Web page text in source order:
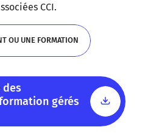
CCI.
OU UNE FORMATION
gérés